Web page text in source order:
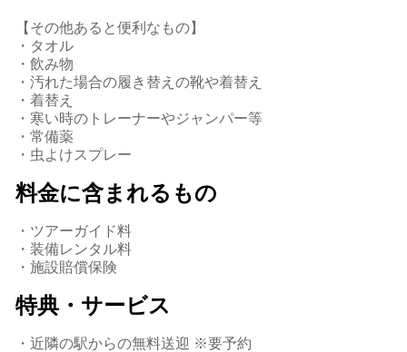
【その他あると便利なもの】
・タオル
・飲み物
・汚れた場合の履き替えの靴や着替え
・着替え
・寒い時のトレーナーやジャンパー等
・常備薬
・虫よけスプレー
料金に含まれるもの
・ツアーガイド料
・装備レンタル料
・施設賠償保険
特典・サービス
・近隣の駅からの無料送迎 ※要予約